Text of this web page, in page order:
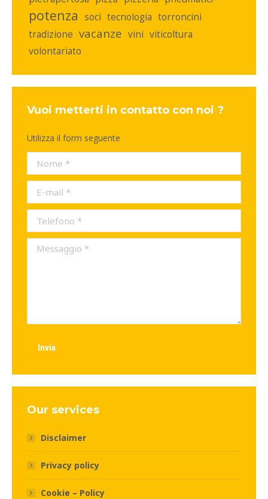
potenza soci tecnologia torroncini
tradizione vacanze vini viticoltura
volontariato
Vuoi metterti in contatto con noi ?
Utilizza il form seguente
Nome *
E-mail *
Telefono *
Messaggio *
Invia
Our services
Disclaimer
Privacy policy
Cookie – Policy